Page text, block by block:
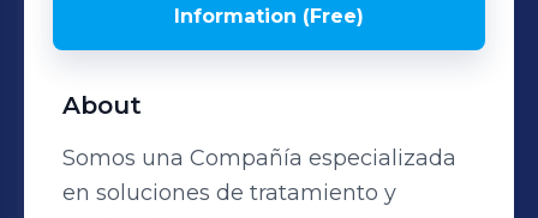
Information (Free)
About
Somos una Compañía especializada
en soluciones de tratamiento y